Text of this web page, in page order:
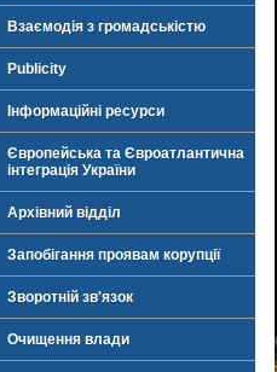
Взаємодія з громадськістю
Publicity
Інформаційні ресурси
Європейська та Євроатлантична
інтеграція України
Архівний відділ
Запобігання проявам корупції
Зворотній зв'язок
Очищення влади